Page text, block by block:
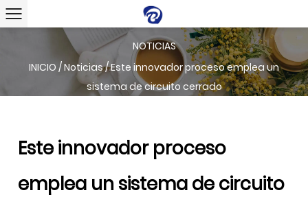
NOTICIAS
INICIO /Noticias/Este innovador proceso emplea un
sistema de circuito cerrado
Este innovador proceso
emplea un sistema de circuito